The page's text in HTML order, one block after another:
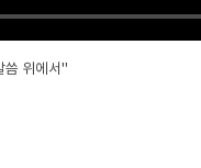
씀 위에서"